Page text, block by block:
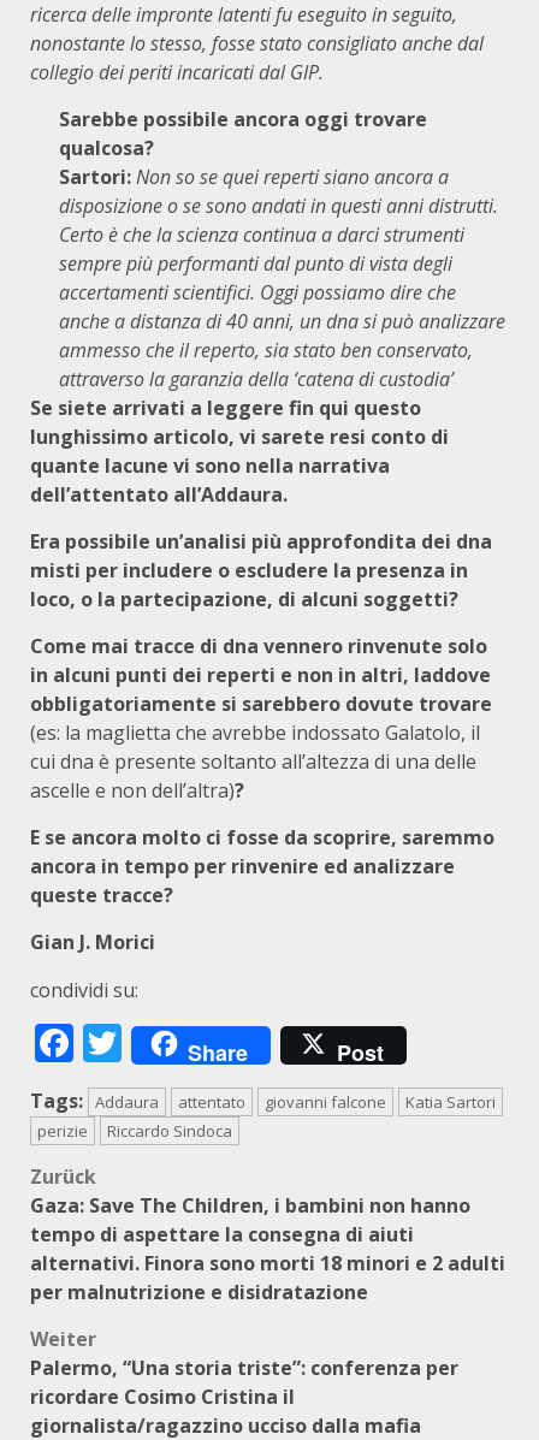
ricerca delle impronte latenti fu eseguito in seguito,
nonostante lo stesso, fosse stato consigliato anche dal
collegio dei periti incaricati dal GIP.
Sarebbe possibile ancora oggi trovare
qualcosa?
Sartori:Non so se quei reperti siano ancora a
disposizione o se sono andati in questi anni distrutti.
Certo è che la scienza continua a darci strumenti
sempre più performanti dal punto di vista degli
accertamenti scientifici. Oggi possiamo dire che
anche a distanza di 40 anni, un dna si può analizzare
ammesso che il reperto, sia stato ben conservato,
attraverso la garanzia della ‘catena di custodia’
Se siete arrivati a leggere fin qui questo
lunghissimo articolo, vi sarete resi conto di
quante lacune vi sono nella narrativa
dell’attentato all’Addaura.
Era possibile un’analisi più approfondita dei dna
misti per includere o escludere la presenza in
loco, o la partecipazione, di alcuni soggetti?
Come mai tracce di dna vennero rinvenute solo
in alcuni punti dei reperti e non in altri, laddove
obbligatoriamente si sarebbero dovute trovare
(es: la maglietta che avrebbe indossato Galatolo, il
cui dna è presente soltanto all’altezza di una delle
ascelle e non dell’altra)?
E se ancora molto ci fosse da scoprire, saremmo
ancora in tempo per rinvenire ed analizzare
queste tracce?
Gian J. Morici
condividi su:
Facebook
Twitter
Share Post
Tags: Addaura attentato giovanni falcone
Katia Sartori
perizie
Riccardo Sindoca
Beitragsnavigation
Zurück
Gaza: Save The Children, i bambini non hanno
tempo di aspettare la consegna di aiuti
alternativi. Finora sono morti 18 minori e 2 adulti
per malnutrizione e disidratazione
Weiter
Palermo, “Una storia triste”: conferenza per
ricordare Cosimo Cristina il
giornalista/ragazzino ucciso dalla mafia